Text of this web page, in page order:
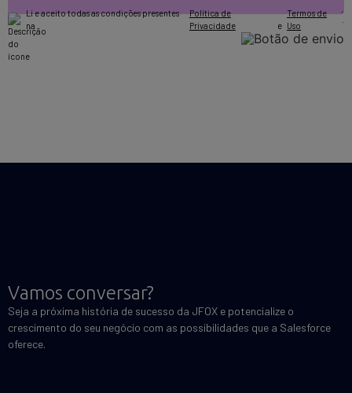
Li e aceito todas as condições presentes
na
Política de
Privacidade
e
Termos de
Uso
Vamos conversar?
Seja a próxima história de sucesso da JFOX e potencialize o
crescimento do seu negócio com as possibilidades que a Salesforce
oferece.